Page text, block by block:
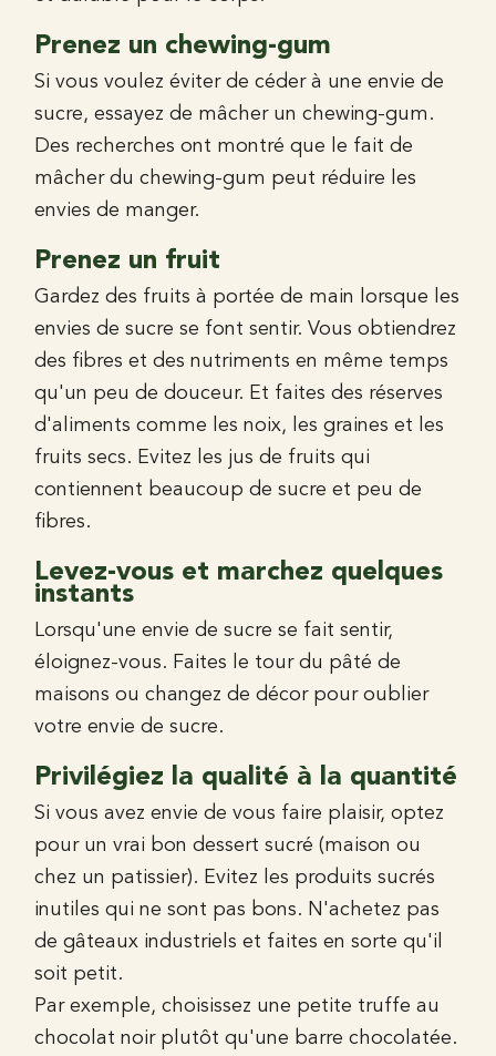
Prenez un chewing-gum
Si vous voulez éviter de céder à une envie de
sucre, essayez de mâcher un chewing-gum.
Des recherches ont montré que le fait de
mâcher du chewing-gum peut réduire les
envies de manger.
Prenez un fruit
Gardez des fruits à portée de main lorsque les
envies de sucre se font sentir. Vous obtiendrez
des fibres et des nutriments en même temps
qu'un peu de douceur. Et faites des réserves
d'aliments comme les noix, les graines et les
fruits secs. Evitez les jus de fruits qui
contiennent beaucoup de sucre et peu de
fibres.
Levez-vous et marchez quelques
instants
Lorsqu'une envie de sucre se fait sentir,
éloignez-vous. Faites le tour du pâté de
maisons ou changez de décor pour oublier
votre envie de sucre.
Privilégiez la qualité à la quantité
Si vous avez envie de vous faire plaisir, optez
pour un vrai bon dessert sucré (maison ou
chez un patissier). Evitez les produits sucrés
inutiles qui ne sont pas bons. N'achetez pas
de gâteaux industriels et faites en sorte qu'il
soit petit.
Par exemple, choisissez une petite truffe au
chocolat noir plutôt qu'une barre chocolatée.